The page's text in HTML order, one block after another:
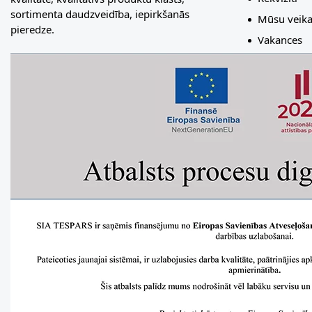
sortimenta daudzveidība, iepirkšanās
pieredze.
Mūsu
Vakances